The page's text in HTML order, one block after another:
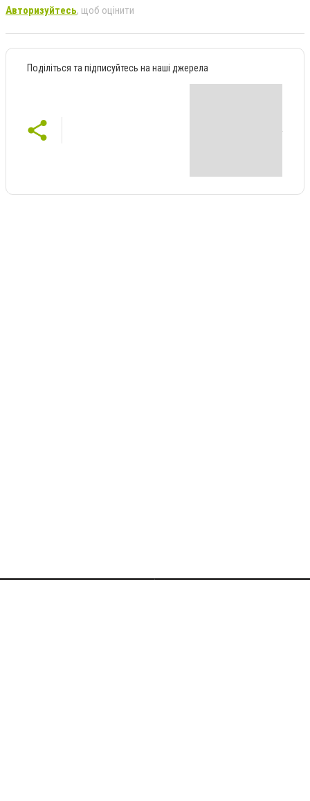
Авторизуйтесь, щоб оцінити
Поділіться та підписуйтесь на наші джерела